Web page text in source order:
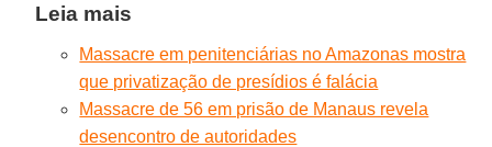
Leia mais
Massacre em penitenciárias no Amazonas mostra
que privatização de presídios é falácia
Massacre de 56 em prisão de Manaus revela
desencontro de autoridades